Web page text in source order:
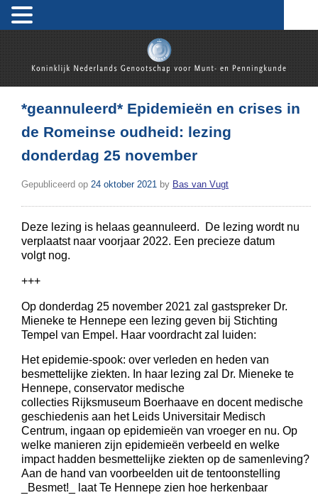
Koninklijk Nederlands Genootschap voor Munt- en
*geannuleerd* Epidemieën en crises in
de Romeinse oudheid: lezing
donderdag 25 november
Gepubliceerd op 24 oktober 2021 by Bas van Vugt
Deze lezing is helaas geannuleerd. De lezing wordt nu
verplaatst naar voorjaar 2022. Een precieze datum
volgt nog.
+++
Op donderdag 25 november 2021 zal gastspreker Dr.
Mieneke te Hennepe een lezing geven bij Stichting
Tempel van Empel. Haar voordracht zal luiden:
Het epidemie-spook: over verleden en heden van
besmettelijke ziekten. In haar lezing zal Dr. Mieneke te
Hennepe, conservator medische
collecties Rijksmuseum Boerhaave en docent medische
geschiedenis aan het Leids Universitair Medisch
Centrum, ingaan op epidemieën van vroeger en nu. Op
welke manieren zijn epidemieën verbeeld en welke
impact hadden besmettelijke ziekten op de samenleving?
Aan de hand van voorbeelden uit de tentoonstelling
_Besmet!_ laat Te Hennepe zien hoe herkenbaar